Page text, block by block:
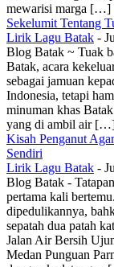
mewarisi marga […]
Sekelumit Tentang
Lirik Lagu Batak -
Blog Batak ~ Tuak
Batak, acara
sebagai jamuan
Indonesia, tetapi
minuman khas
yang di ambil air
Kisah Penganut
Sendiri
Lirik Lagu Batak -
Blog Batak -
pertama kali
dipedulikannya,
sepatah dua patah
Jalan Air Bersih
Medan Punguan